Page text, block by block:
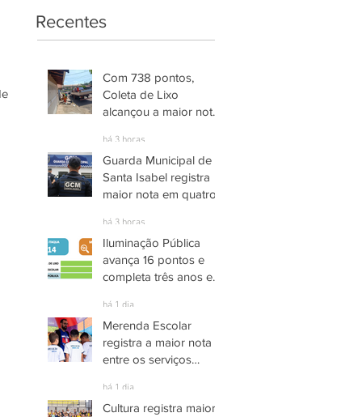
Recentes
Com 738 pontos,
Coleta de Lixo
alcançou a maior nota
avaliados em
Piracicaba
há 3 horas
Guarda Municipal de
Santa Isabel registra
maior nota em quatro
INDSAT
há 3 horas
Iluminação Pública
avança 16 pontos e
completa três anos em
Satisfação em
Itaquaquecetuba
há 1 dia
Merenda Escolar
registra a maior nota
entre os serviços
há 1 dia
Cultura registra maior